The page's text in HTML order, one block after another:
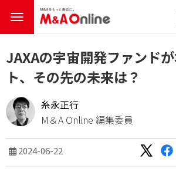
JAXAの宇宙開発ファンド
ト、その先の未来は？
糸永正行
M＆A Online 編集委員
2024-06-22